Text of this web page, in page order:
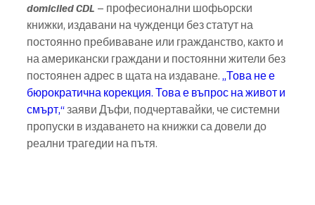
domiciled CDL – професионални шофьорски
книжки, издавани на чужденци без статут на
постоянно пребиваване или гражданство, както и
на американски граждани и постоянни жители без
постоянен адрес в щата на издаване. „Това не е
бюрократична корекция. Това е въпрос на живот и
смърт,“ заяви Дъфи, подчертавайки, че системни
пропуски в издаването на книжки са довели до
реални трагедии на пътя.